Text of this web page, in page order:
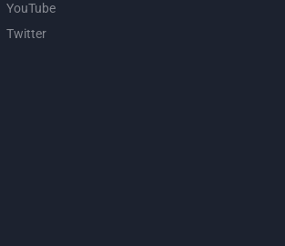
YouTube
Twitter